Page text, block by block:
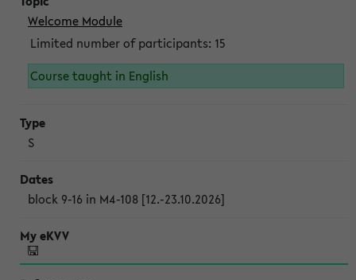
Welcome Module
Limited number of participants: 15
Course taught in English
S
block 9-16 in M4-108 [12.-23.10.2026]